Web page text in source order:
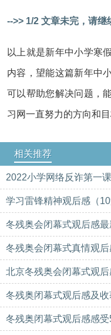
-->> 1/2 文章未完，请继
以上就是新年中小学寒
内容，望能这篇新年中
可以帮助您解决问题，
习网一直努力的方向和目
相关推荐
2022小学网络反诈第一
学习雷锋精神观后感（10
冬残奥会闭幕式观后感最
冬残奥会闭幕式真情观后
北京冬残奥会闭幕式观
冬残奥闭幕式观后感及收
冬残奥闭幕式观后感感受